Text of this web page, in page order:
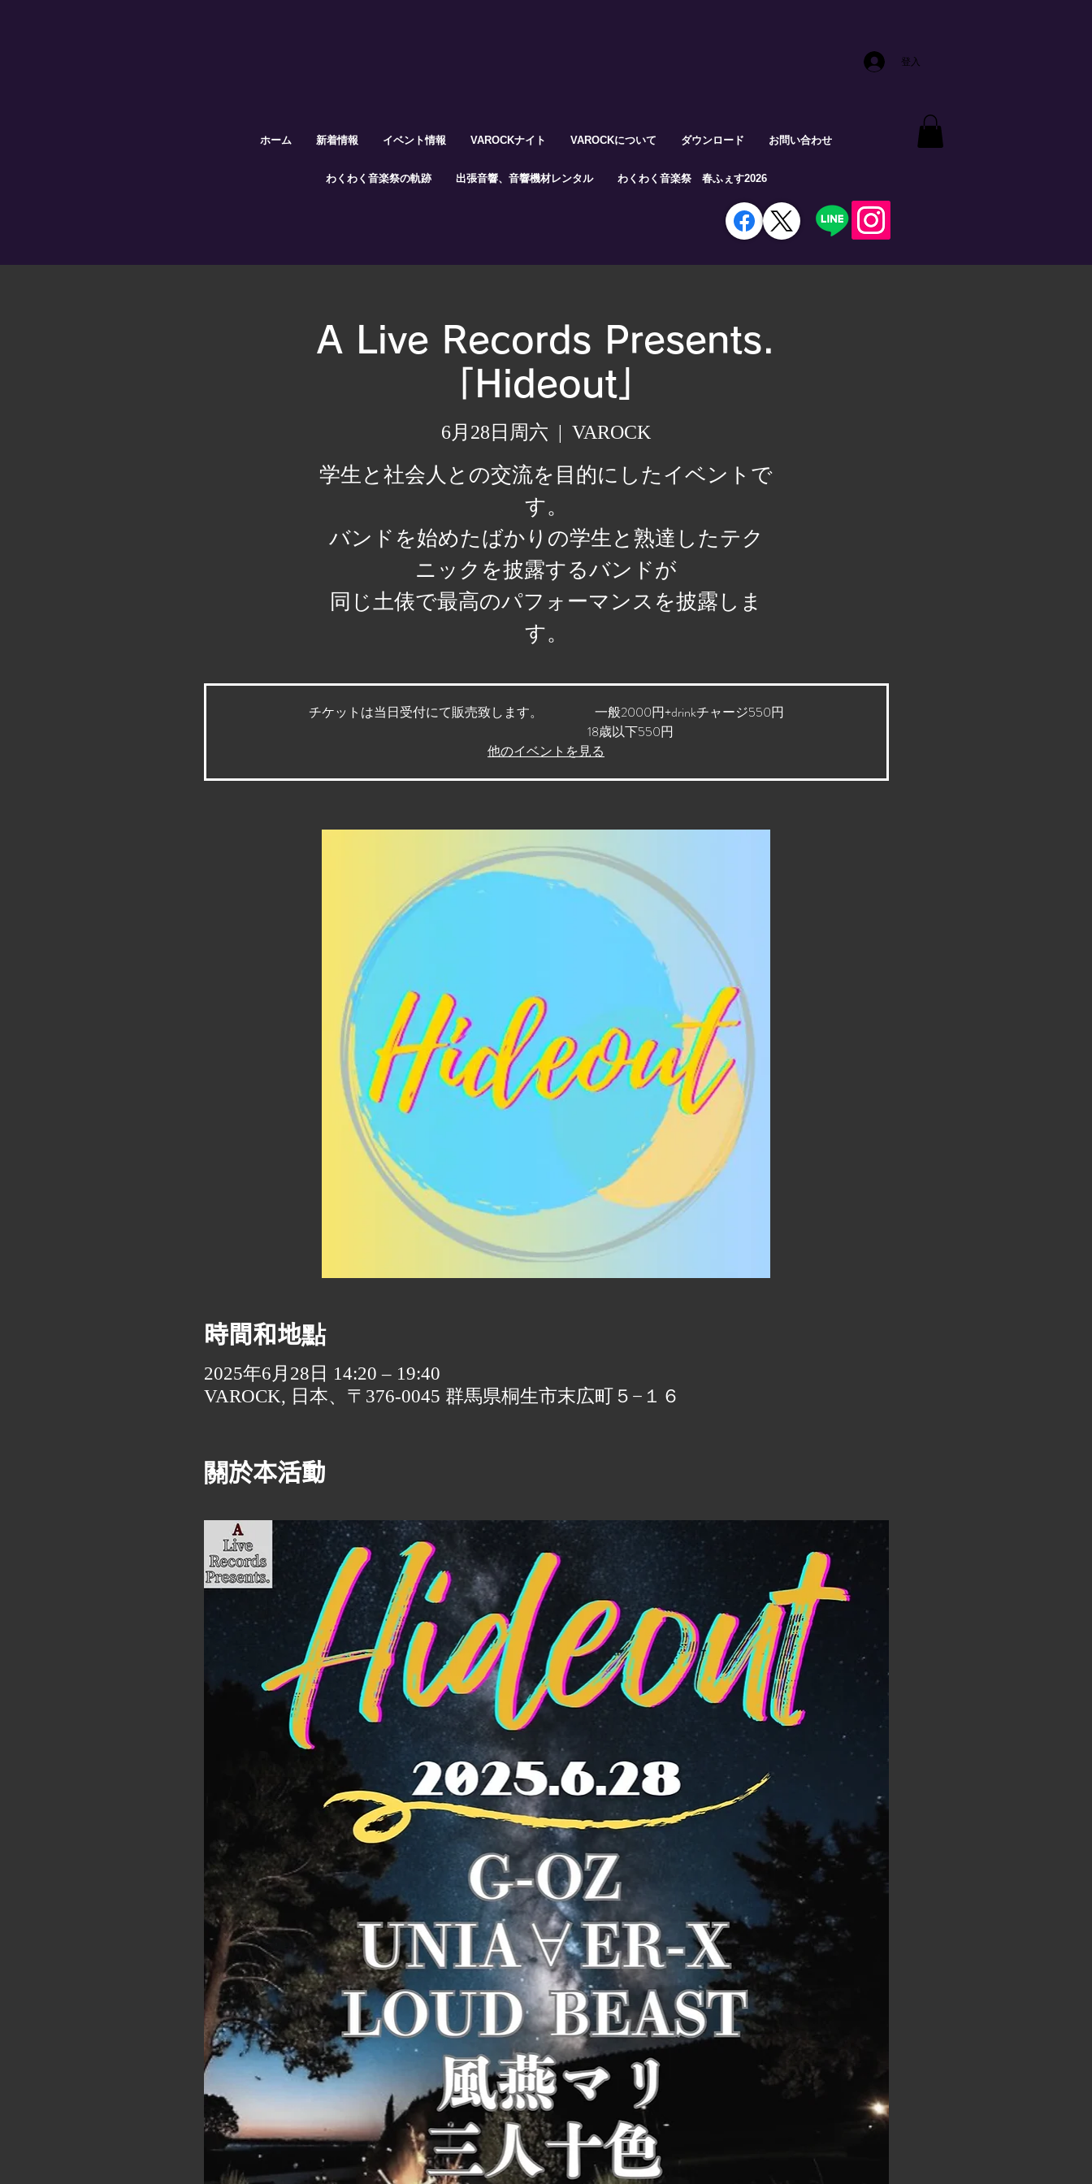
登入
ホーム 新着情報 イベント情報 VAROCKナイト VAROCKについて ダウンロード お問い合わせ
わくわく音楽祭の軌跡 出張音響、音響機材レンタル わくわく音楽祭 春ふぇす2026
A Live Records Presents.
「Hideout」
6月28日周六
  |
VAROCK
学生と社会人との交流を目的にしたイベントで
す。
バンドを始めたばかりの学生と熟達したテク
ニックを披露するバンドが
同じ土俵で最高のパフォーマンスを披露しま
す。
チケットは当日受付にて販売致します。 一般2000円+drinkチャージ550円
18歳以下550円
他のイベントを見る
時間和地點
2025年6月28日 14:20 – 19:40
VAROCK, 日本、〒376-0045 群馬県桐生市末広町５−１６
關於本活動